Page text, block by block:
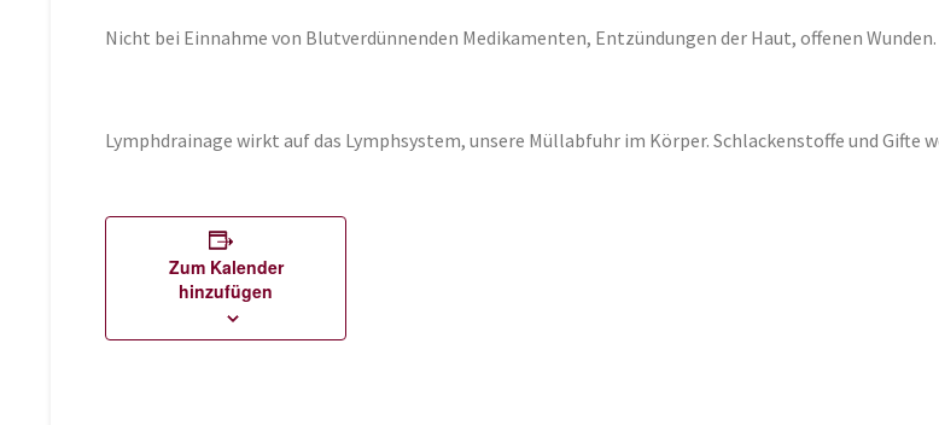
Nicht bei Einnahme von Blutverdünnenden Medikamenten, Entzündungen der Haut, offenen Wunden.
Lymphdrainage wirkt auf das Lymphsystem, unsere Müllabfuhr im Körper. Schlackenstoffe und
Zum Kalender
hinzufügen